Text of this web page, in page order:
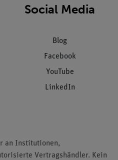
Social Media
Blog
Facebook
YouTube
LinkedIn
an Institutionen,
Vertragshändler. Kein